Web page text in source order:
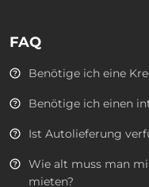
FAQ
Benötige ich eine
Benötige ich einen
Ist Autolieferung
Wie alt muss man
mieten?